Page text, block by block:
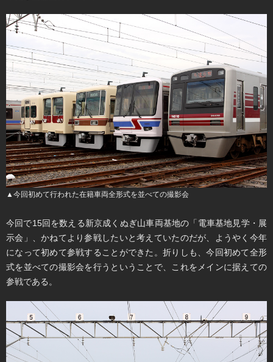
▲今回初めて行われた在籍車両全形式を並べての撮影会
今回で15回を数える新京成くぬぎ山車両基地の「電車基地見学・展
示会」、かねてより参戦したいと考えていたのだが、ようやく今年
になって初めて参戦することができた。折りしも、今回初めて全形
式を並べての撮影会を行うということで、これをメインに据えての
参戦である。